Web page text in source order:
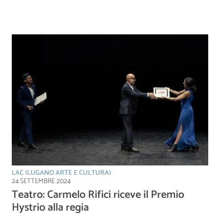
LAC (LUGANO ARTE E CULTURA)
24 SETTEMBRE 2024
Teatro: Carmelo Rifici riceve il Premio
Hystrio alla regia